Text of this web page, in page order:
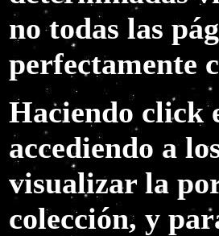
no todas las
perfectamente
Haciendo click
accediendo a
visualizar la
colección, y